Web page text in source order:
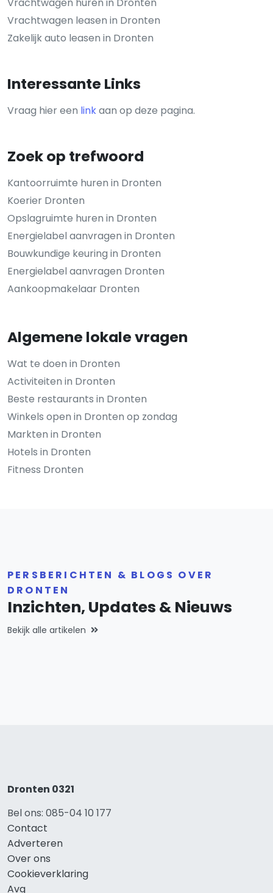
Vrachtwagen leasen in Dronten
Zakelijk auto leasen in Dronten
Interessante Links
Vraag hier een linkaan op deze pagina.
Zoek op trefwoord
Kantoorruimte huren in Dronten
Koerier Dronten
Opslagruimte huren in Dronten
Energielabel aanvragen in Dronten
Bouwkundige keuring in Dronten
Energielabel aanvragen Dronten
Aankoopmakelaar Dronten
Algemene lokale vragen
Wat te doen in Dronten
Activiteiten in Dronten
Beste restaurants in Dronten
Winkels open in Dronten op zondag
Markten in Dronten
Hotels in Dronten
Fitness Dronten
PERSBERICHTEN & BLOGS OVER
DRONTEN
Inzichten, Updates & Nieuws
Bekijk alle artikelen
Dronten 0321
Bel ons: 085-04 10 177
Contact
Adverteren
Over ons
Cookieverklaring
Avg